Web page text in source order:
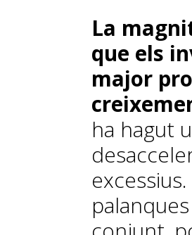
La
que els
major
ha hagut